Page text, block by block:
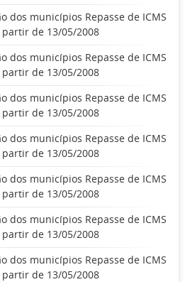
dos municípios Repasse de ICMS
partir de 13/05/2008
dos municípios Repasse de ICMS
partir de 13/05/2008
dos municípios Repasse de ICMS
partir de 13/05/2008
dos municípios Repasse de ICMS
partir de 13/05/2008
dos municípios Repasse de ICMS
partir de 13/05/2008
dos municípios Repasse de ICMS
partir de 13/05/2008
dos municípios Repasse de ICMS
partir de 13/05/2008